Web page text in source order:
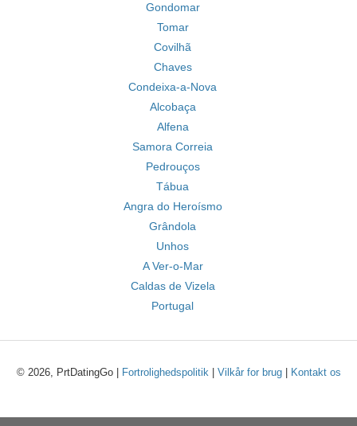
Gondomar
Tomar
Covilhã
Chaves
Condeixa-a-Nova
Alcobaça
Alfena
Samora Correia
Pedrouços
Tábua
Angra do Heroísmo
Grândola
Unhos
A Ver-o-Mar
Caldas de Vizela
Portugal
© 2026, PrtDatingGo | Fortrolighedspolitik| Vilkår for brug| Kontakt os